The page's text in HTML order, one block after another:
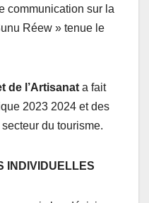
communication sur la
Réew » tenue le
de l’Artisanat a fait
2023 2024 et des
du tourisme.
INDIVIDUELLES